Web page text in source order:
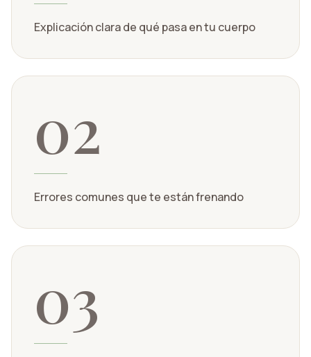
Explicación clara de qué pasa en tu cuerpo
02
Errores comunes que te están frenando
03